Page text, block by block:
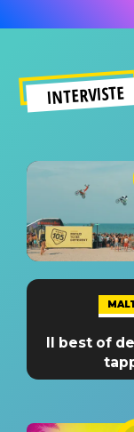
INTERVISTE
Il best of